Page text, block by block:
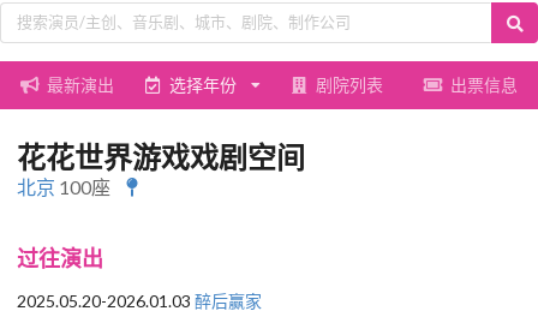
最新演出 选择年份 剧院列表 出票信息
花花世界游戏戏剧空间
北京 100座
过往演出
2025.05.20-2026.01.03 醉后赢家